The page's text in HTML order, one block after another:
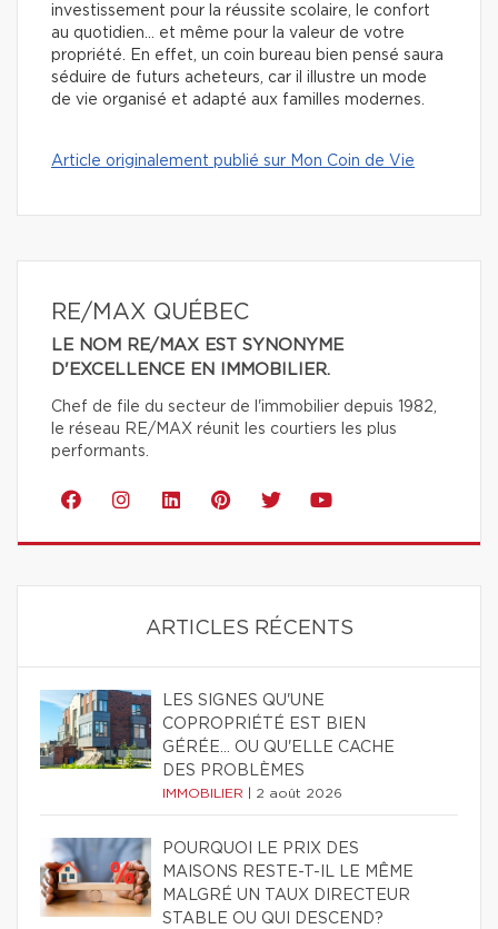
investissement pour la réussite scolaire, le confort
au quotidien… et même pour la valeur de votre
propriété. En effet, un coin bureau bien pensé saura
séduire de futurs acheteurs, car il illustre un mode
de vie organisé et adapté aux familles modernes.
Article originalement publié sur Mon Coin de Vie
RE/MAX QUÉBEC
LE NOM RE/MAX EST SYNONYME
D'EXCELLENCE EN IMMOBILIER.
Chef de file du secteur de l'immobilier depuis 1982,
le réseau RE/MAX réunit les courtiers les plus
performants.
ARTICLES RÉCENTS
LES SIGNES QU'UNE
COPROPRIÉTÉ EST BIEN
GÉRÉE… OU QU'ELLE CACHE
DES PROBLÈMES
IMMOBILIER 2 août 2026
POURQUOI LE PRIX DES
MAISONS RESTE-T-IL LE MÊME
MALGRÉ UN TAUX DIRECTEUR
STABLE OU QUI DESCEND?